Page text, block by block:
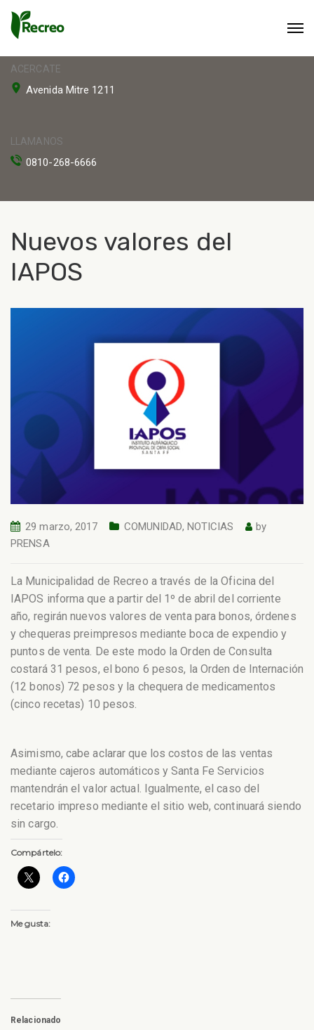
ACERCATE
Avenida Mitre 1211
LLAMANOS
0810-268-6666
Nuevos valores del
IAPOS
29 marzo, 2017 COMUNIDAD, NOTICIAS
by
PRENSA
La Municipalidad de Recreo a través de la Oficina del
IAPOS informa que a partir del 1º de abril del corriente
año, regirán nuevos valores de venta para bonos, órdenes
y chequeras preimpresos mediante boca de expendio y
puntos de venta. De este modo la Orden de Consulta
costará 31 pesos, el bono 6 pesos, la Orden de Internación
(12 bonos) 72 pesos y la chequera de medicamentos
(cinco recetas) 10 pesos.
Asimismo, cabe aclarar que los costos de las ventas
mediante cajeros automáticos y Santa Fe Servicios
mantendrán el valor actual. Igualmente, el caso del
recetario impreso mediante el sitio web, continuará siendo
sin cargo.
Compártelo:
Me gusta:
Relacionado